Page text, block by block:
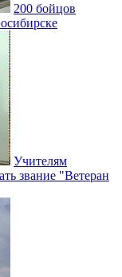
200 бойцов
Учителям
звание "Ветеран